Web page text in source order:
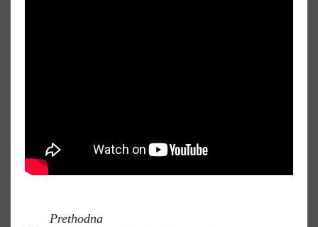
Prethodna